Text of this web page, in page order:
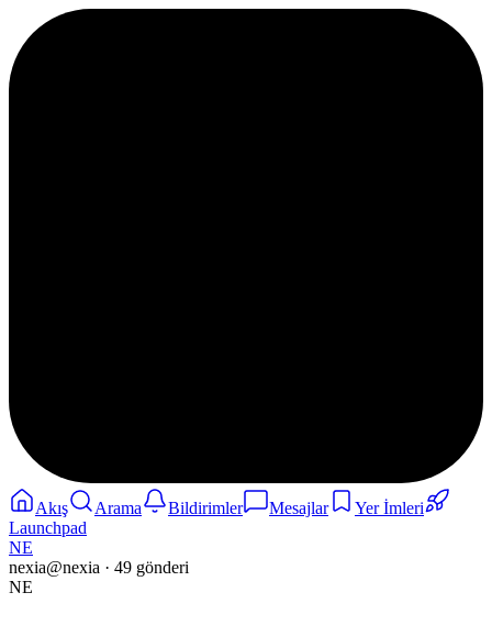
Akış Arama Bildirimler Mesajlar
Yer İmleri
Launchpad
NE
nexia@nexia · 49 gönderi
NE